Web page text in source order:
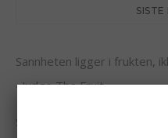
SISTE
Sannheten ligger i frukten,
«Judge The Fruit»
Shocker! Muslim Woman